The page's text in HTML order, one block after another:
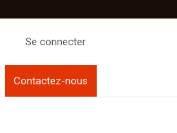
Se connecter
Contactez-nous